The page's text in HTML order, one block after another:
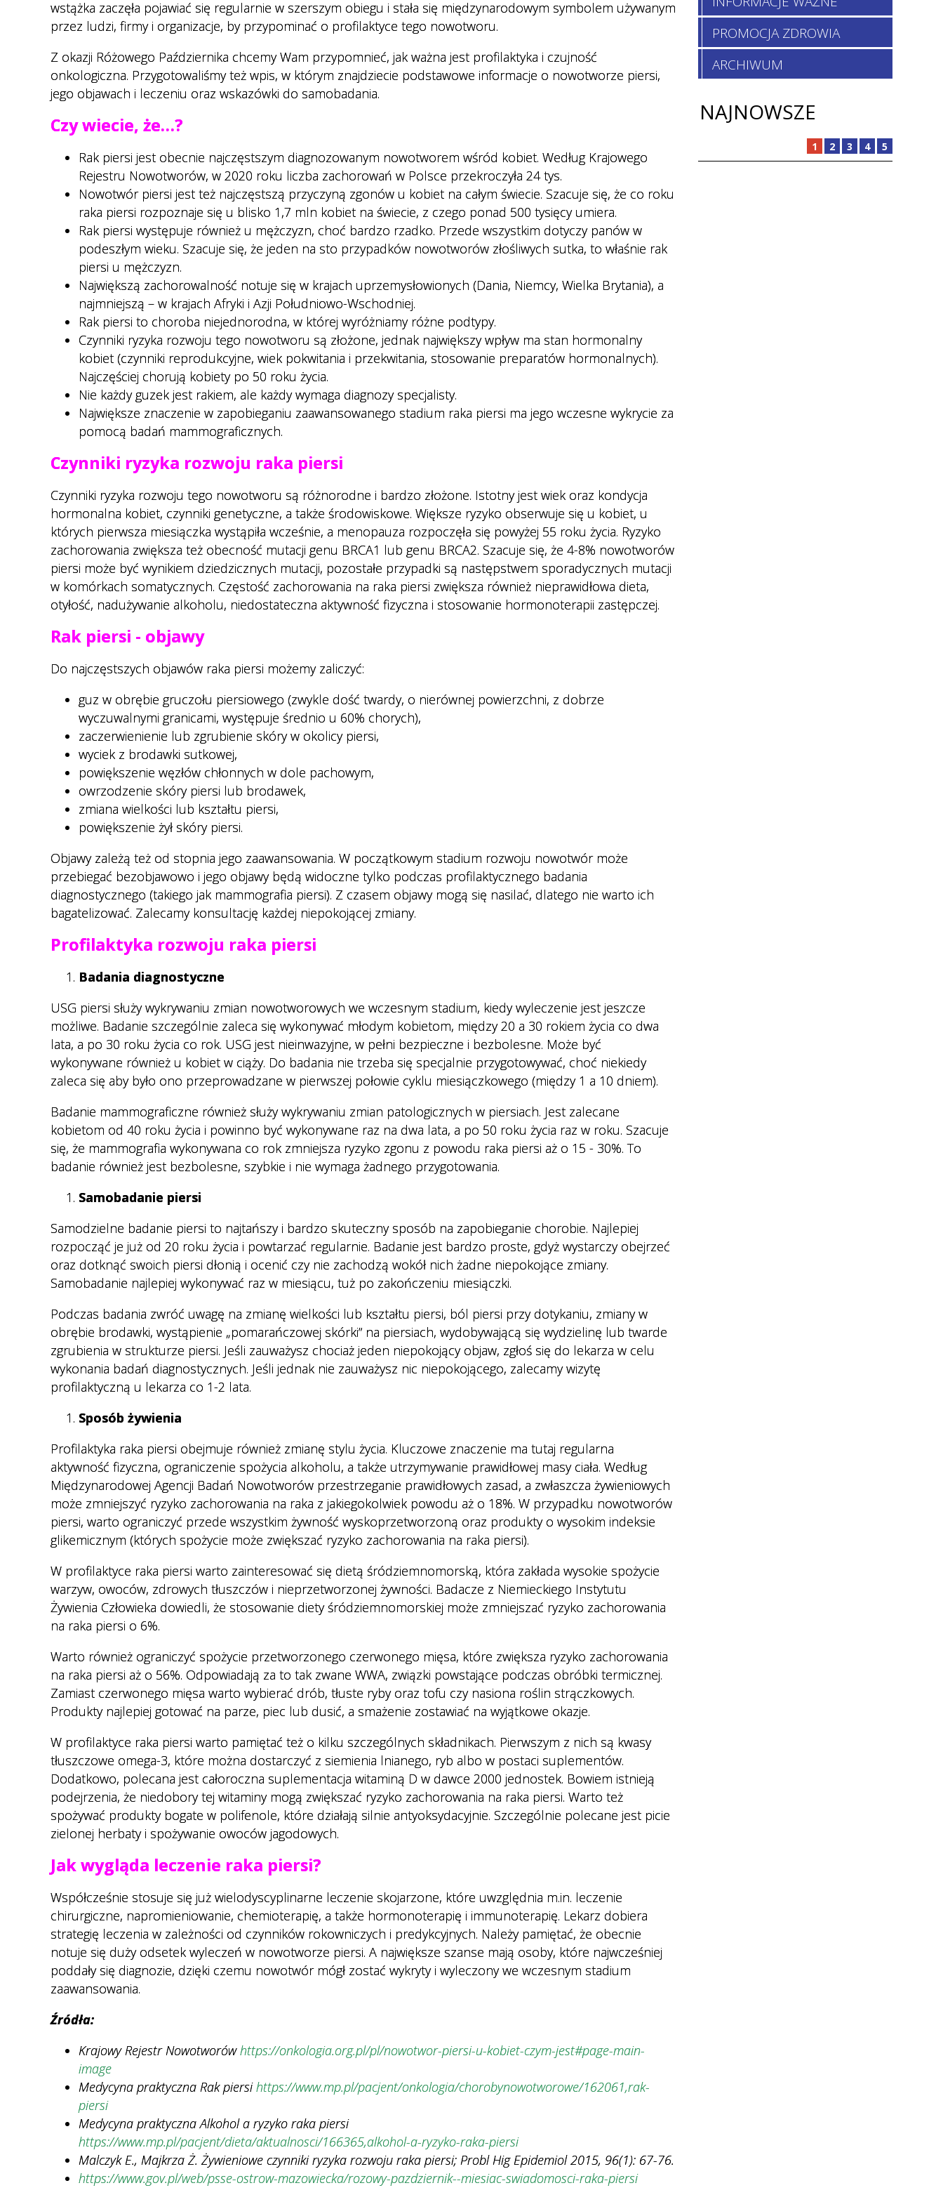
Regulamin organizacyjny
Cennik usług medycznych
Zdrowotna
Transport sanitarny
Wykaz dokumentów
potwierdzających prawo do
świadczeń opieki zdrowotnej
ze środków publicznych.
Dokumenty do pobrania
E-rejestracja
Jak przygotować się do badań
USG
Jak przygotować się do badań
RTG
e-recepty, e-skierowania
Jak się przygotować na wizytę
w poradni chirurgii
stomatologicznej
Standardy Ochrony Małoletnich
Poradnie specjalistyczne z
krótkim czasem oczekiwania
wstążka zaczęła pojawiać się regularnie w szerszym obiegu i stała się międzynarodowym symbolem używanym
przez ludzi, firmy i organizacje, by przypominać o profilaktyce tego nowotworu.
Z okazji Różowego Października chcemy Wam przypomnieć, jak ważna jest profilaktyka i czujność
onkologiczna. Przygotowaliśmy też wpis, w którym znajdziecie podstawowe informacje o nowotworze piersi,
jego objawach i leczeniu oraz wskazówki do samobadania.
Czy wiecie, że…?
Rak piersi jest obecnie najczęstszym diagnozowanym nowotworem wśród kobiet. Według Krajowego
Rejestru Nowotworów, w 2020 roku liczba zachorowań w Polsce przekroczyła 24 tys.
Nowotwór piersi jest też najczęstszą przyczyną zgonów u kobiet na całym świecie. Szacuje się, że co roku
raka piersi rozpoznaje się u blisko 1,7 mln kobiet na świecie, z czego ponad 500 tysięcy umiera.
Rak piersi występuje również u mężczyzn, choć bardzo rzadko. Przede wszystkim dotyczy panów w
podeszłym wieku. Szacuje się, że jeden na sto przypadków nowotworów złośliwych sutka, to właśnie rak
piersi u mężczyzn.
Największą zachorowalność notuje się w krajach uprzemysłowionych (Dania, Niemcy, Wielka Brytania), a
najmniejszą – w krajach Afryki i Azji Południowo-Wschodniej.
Rak piersi to choroba niejednorodna, w której wyróżniamy różne podtypy.
Czynniki ryzyka rozwoju tego nowotworu są złożone, jednak największy wpływ ma stan hormonalny
kobiet (czynniki reprodukcyjne, wiek pokwitania i przekwitania, stosowanie preparatów hormonalnych).
Najczęściej chorują kobiety po 50 roku życia.
Nie każdy guzek jest rakiem, ale każdy wymaga diagnozy specjalisty.
Największe znaczenie w zapobieganiu zaawansowanego stadium raka piersi ma jego wczesne wykrycie za
pomocą badań mammograficznych.
Czynniki ryzyka rozwoju raka piersi
Czynniki ryzyka rozwoju tego nowotworu są różnorodne i bardzo złożone. Istotny jest wiek oraz kondycja
hormonalna kobiet, czynniki genetyczne, a także środowiskowe. Większe ryzyko obserwuje się u kobiet, u
których pierwsza miesiączka wystąpiła wcześnie, a menopauza rozpoczęła się powyżej 55 roku życia. Ryzyko
zachorowania zwiększa też obecność mutacji genu BRCA1 lub genu BRCA2. Szacuje się, że 4-8% nowotworów
piersi może być wynikiem dziedzicznych mutacji, pozostałe przypadki są następstwem sporadycznych mutacji
w komórkach somatycznych. Częstość zachorowania na raka piersi zwiększa również nieprawidłowa dieta,
otyłość, nadużywanie alkoholu, niedostateczna aktywność fizyczna i stosowanie hormonoterapii zastępczej.
Rak piersi - objawy
Do najczęstszych objawów raka piersi możemy zaliczyć:
guz w obrębie gruczołu piersiowego (zwykle dość twardy, o nierównej powierzchni, z dobrze
wyczuwalnymi granicami, występuje średnio u 60% chorych),
zaczerwienienie lub zgrubienie skóry w okolicy piersi,
wyciek z brodawki sutkowej,
powiększenie węzłów chłonnych w dole pachowym,
owrzodzenie skóry piersi lub brodawek,
zmiana wielkości lub kształtu piersi,
powiększenie żył skóry piersi.
Objawy zależą też od stopnia jego zaawansowania. W początkowym stadium rozwoju nowotwór może
przebiegać bezobjawowo i jego objawy będą widoczne tylko podczas profilaktycznego badania
diagnostycznego (takiego jak mammografia piersi). Z czasem objawy mogą się nasilać, dlatego nie warto ich
bagatelizować. Zalecamy konsultację każdej niepokojącej zmiany.
Profilaktyka rozwoju raka piersi
Badania diagnostyczne
USG piersi służy wykrywaniu zmian nowotworowych we wczesnym stadium, kiedy wyleczenie jest jeszcze
możliwe. Badanie szczególnie zaleca się wykonywać młodym kobietom, między 20 a 30 rokiem życia co dwa
lata, a po 30 roku życia co rok. USG jest nieinwazyjne, w pełni bezpieczne i bezbolesne. Może być
wykonywane również u kobiet w ciąży. Do badania nie trzeba się specjalnie przygotowywać, choć niekiedy
zaleca się aby było ono przeprowadzane w pierwszej połowie cyklu miesiączkowego (między 1 a 10 dniem).
Badanie mammograficzne również służy wykrywaniu zmian patologicznych w piersiach. Jest zalecane
kobietom od 40 roku życia i powinno być wykonywane raz na dwa lata, a po 50 roku życia raz w roku. Szacuje
się, że mammografia wykonywana co rok zmniejsza ryzyko zgonu z powodu raka piersi aż o 15 - 30%. To
badanie również jest bezbolesne, szybkie i nie wymaga żadnego przygotowania.
Samobadanie piersi
Samodzielne badanie piersi to najtańszy i bardzo skuteczny sposób na zapobieganie chorobie. Najlepiej
rozpocząć je już od 20 roku życia i powtarzać regularnie. Badanie jest bardzo proste, gdyż wystarczy obejrzeć
oraz dotknąć swoich piersi dłonią i ocenić czy nie zachodzą wokół nich żadne niepokojące zmiany.
Samobadanie najlepiej wykonywać raz w miesiącu, tuż po zakończeniu miesiączki.
Podczas badania zwróć uwagę na zmianę wielkości lub kształtu piersi, ból piersi przy dotykaniu, zmiany w
obrębie brodawki, wystąpienie „pomarańczowej skórki” na piersiach, wydobywającą się wydzielinę lub twarde
zgrubienia w strukturze piersi. Jeśli zauważysz chociaż jeden niepokojący objaw, zgłoś się do lekarza w celu
wykonania badań diagnostycznych. Jeśli jednak nie zauważysz nic niepokojącego, zalecamy wizytę
profilaktyczną u lekarza co 1-2 lata.
Sposób żywienia
Profilaktyka raka piersi obejmuje również zmianę stylu życia. Kluczowe znaczenie ma tutaj regularna
aktywność fizyczna, ograniczenie spożycia alkoholu, a także utrzymywanie prawidłowej masy ciała. Według
Międzynarodowej Agencji Badań Nowotworów przestrzeganie prawidłowych zasad, a zwłaszcza żywieniowych
może zmniejszyć ryzyko zachorowania na raka z jakiegokolwiek powodu aż o 18%. W przypadku nowotworów
piersi, warto ograniczyć przede wszystkim żywność wyskoprzetworzoną oraz produkty o wysokim indeksie
glikemicznym (których spożycie może zwiększać ryzyko zachorowania na raka piersi).
W profilaktyce raka piersi warto zainteresować się dietą śródziemnomorską, która zakłada wysokie spożycie
warzyw, owoców, zdrowych tłuszczów i nieprzetworzonej żywności. Badacze z Niemieckiego Instytutu
Żywienia Człowieka dowiedli, że stosowanie diety śródziemnomorskiej może zmniejszać ryzyko zachorowania
na raka piersi o 6%.
Warto również ograniczyć spożycie przetworzonego czerwonego mięsa, które zwiększa ryzyko zachorowania
na raka piersi aż o 56%. Odpowiadają za to tak zwane WWA, związki powstające podczas obróbki termicznej.
Zamiast czerwonego mięsa warto wybierać drób, tłuste ryby oraz tofu czy nasiona roślin strączkowych.
Produkty najlepiej gotować na parze, piec lub dusić, a smażenie zostawiać na wyjątkowe okazje.
W profilaktyce raka piersi warto pamiętać też o kilku szczególnych składnikach. Pierwszym z nich są kwasy
tłuszczowe omega-3, które można dostarczyć z siemienia lnianego, ryb albo w postaci suplementów.
Dodatkowo, polecana jest całoroczna suplementacja witaminą D w dawce 2000 jednostek. Bowiem istnieją
podejrzenia, że niedobory tej witaminy mogą zwiększać ryzyko zachorowania na raka piersi. Warto też
spożywać produkty bogate w polifenole, które działają silnie antyoksydacyjnie. Szczególnie polecane jest picie
zielonej herbaty i spożywanie owoców jagodowych.
Jak wygląda leczenie raka piersi?
Współcześnie stosuje się już wielodyscyplinarne leczenie skojarzone, które uwzględnia m.in. leczenie
chirurgiczne, napromieniowanie, chemioterapię, a także hormonoterapię i immunoterapię. Lekarz dobiera
strategię leczenia w zależności od czynników rokowniczych i predykcyjnych. Należy pamiętać, że obecnie
notuje się duży odsetek wyleczeń w nowotworze piersi. A największe szanse mają osoby, które najwcześniej
poddały się diagnozie, dzięki czemu nowotwór mógł zostać wykryty i wyleczony we wczesnym stadium
zaawansowania.
Źródła:
Krajowy Rejestr Nowotworówhttps://onkologia.org.pl/pl/nowotwor-piersi-u-kobiet-czym-jest#page-main-
image
Medycyna praktyczna Rak piersihttps://www.mp.pl/pacjent/onkologia/chorobynowotworowe/162061,rak-
piersi
Medycyna praktyczna Alkohol a ryzyko raka piersi
https://www.mp.pl/pacjent/dieta/aktualnosci/166365,alkohol-a-ryzyko-raka-piersi
Malczyk E., Majkrza Ż. Żywieniowe czynniki ryzyka rozwoju raka piersi; Probl Hig Epidemiol 2015, 96(1): 67-76.
https://www.gov.pl/web/psse-ostrow-mazowiecka/rozowy-pazdziernik--miesiac-swiadomosci-raka-piersi
PROMOCJA ZDROWIA
ARCHIWUM
NAJNOWSZE
1 2 3 4 5